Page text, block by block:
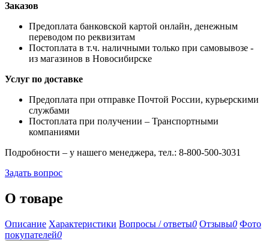
Заказов
Предоплата банковской картой онлайн, денежным
переводом по реквизитам
Постоплата в т.ч. наличными только при самовывозе -
из магазинов в Новосибирске
Услуг по доставке
Предоплата при отправке Почтой России, курьерскими
службами
Постоплата при получении – Транспортными
компаниями
Подробности – у нашего менеджера, тел.: 8-800-500-3031
Задать вопрос
О товаре
Описание Характеристики Вопросы / ответы0 Отзывы0 Фото
покупателей0